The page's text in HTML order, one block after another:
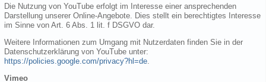
Die Nutzung von YouTube erfolgt im Interesse einer ansprechenden
Darstellung unserer Online-Angebote. Dies stellt ein berechtigtes Interesse
im Sinne von Art. 6 Abs. 1 lit. f DSGVO dar.
Weitere Informationen zum Umgang mit Nutzerdaten finden Sie in der
Datenschutzerklärung von YouTube unter:
https://policies.google.com/privacy?hl=de
Vimeo